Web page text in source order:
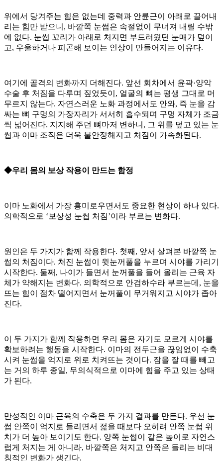
위에서 당겨주는 힘은 없는데 중력과 안륜근이 아래로 끌어내
리는 힘만 받으니, 바깥쪽 눈썹은 속절없이 무너져 내릴 수밖
에 없다. 눈썹 꼬리가 아래로 처지면 부드러웠던 눈매가 덮이
고, 우울하거나 피곤해 보이는 인상이 만들어지는 이유다.
여기에 골격의 변화까지 더해진다. 앞선 회차에서 윤곽·양악
수술 후 처짐을 다루며 짚었듯이, 얼굴의 뼈는 평생 그대로 머
무르지 않는다. 자연스러운 노화 과정에서도 안와, 즉 눈을 감
싸는 뼈 구멍의 가장자리가 서서히 흡수되며 구멍 자체가 조금
씩 넓어진다. 지지해 주던 뼈마저 변하니, 그 위를 덮고 있는 눈
썹과 이마 조직은 더욱 불안정해지고 처짐이 가속화된다.
◆우리 몸의 보상 작용이 만드는 함정
이마 노화에서 가장 흥미로우면서도 중요한 현상이 하나 있다.
의학적으로 ‘보상성 눈썹 처짐’이라 부르는 변화다.
원인은 두 가지가 함께 작용한다. 첫째, 앞서 살펴본 바깥쪽 눈
썹의 처짐이다. 처진 눈썹이 윗눈꺼풀을 누르며 시야를 가리기
시작한다. 둘째, 나이가 들면서 눈꺼풀을 들어 올리는 근육 자
체가 약해지는 변화다. 의학적으로 안검하수라 부르는데, 눈을
뜨는 힘이 점차 떨어지면서 눈꺼풀이 무거워지고 시야가 좁아
진다.
이 두 가지가 함께 작용하면 우리 몸은 자기도 모르게 시야를
확보하려는 행동을 시작한다. 이마의 전두근을 끊임없이 수축
시켜 눈썹을 억지로 위로 치켜뜨는 것이다. 잠을 잘 때를 빼고
는 거의 하루 종일, 무의식적으로 이마에 힘을 주고 있는 상태
가 된다.
만성적인 이마 근육의 수축은 두 가지 결과를 만든다. 우선 눈
썹 안쪽이 억지로 들리면서 젊을 때보다 오히려 안쪽 눈썹 위
치가 더 높아 보이기도 한다. 양쪽 눈썹이 같은 높이로 자연스
럽게 처지는 게 아니라, 바깥쪽은 처지고 안쪽은 들리는 비대
칭적인 변화가 생긴다.